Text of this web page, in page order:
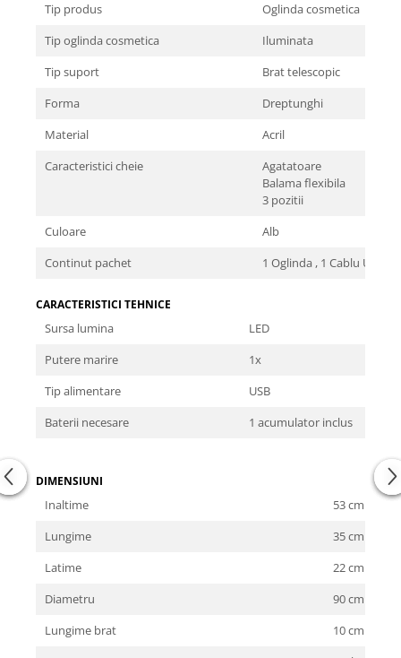
Tip produs
Oglinda cosmetica
Tip oglinda cosmetica
Iluminata
Tip suport
Brat telescopic
Forma
Dreptunghi
Material
Acril
Caracteristici cheie
Agatatoare
Balama flexibila
3 pozitii
Culoare
Alb
Continut pachet
1 Oglinda , 1 Cablu USB
CARACTERISTICI TEHNICE
Sursa lumina
LED
Putere marire
1x
Tip alimentare
USB
Baterii necesare
1 acumulator inclus
DIMENSIUNI
Inaltime
53 cm
Lungime
35 cm
Latime
22 cm
Diametru
90 cm
Lungime brat
10 cm